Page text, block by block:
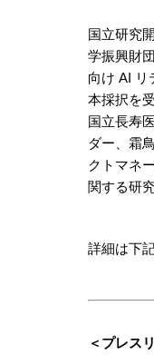
国立研究
学振興財
向け AI リ
本採択を
国立長寿
ダー、霜
クトマネ
関する研
詳細は下
＜プレス